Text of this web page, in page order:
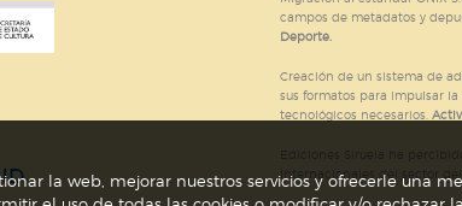
campos de metadatos y
Deporte.
Creación de un sistema de
sus formatos para impulsar
tecnológicos necesarios.
Internacionales del sector del
la web, mejorar nuestros servicios y ofrecerle una